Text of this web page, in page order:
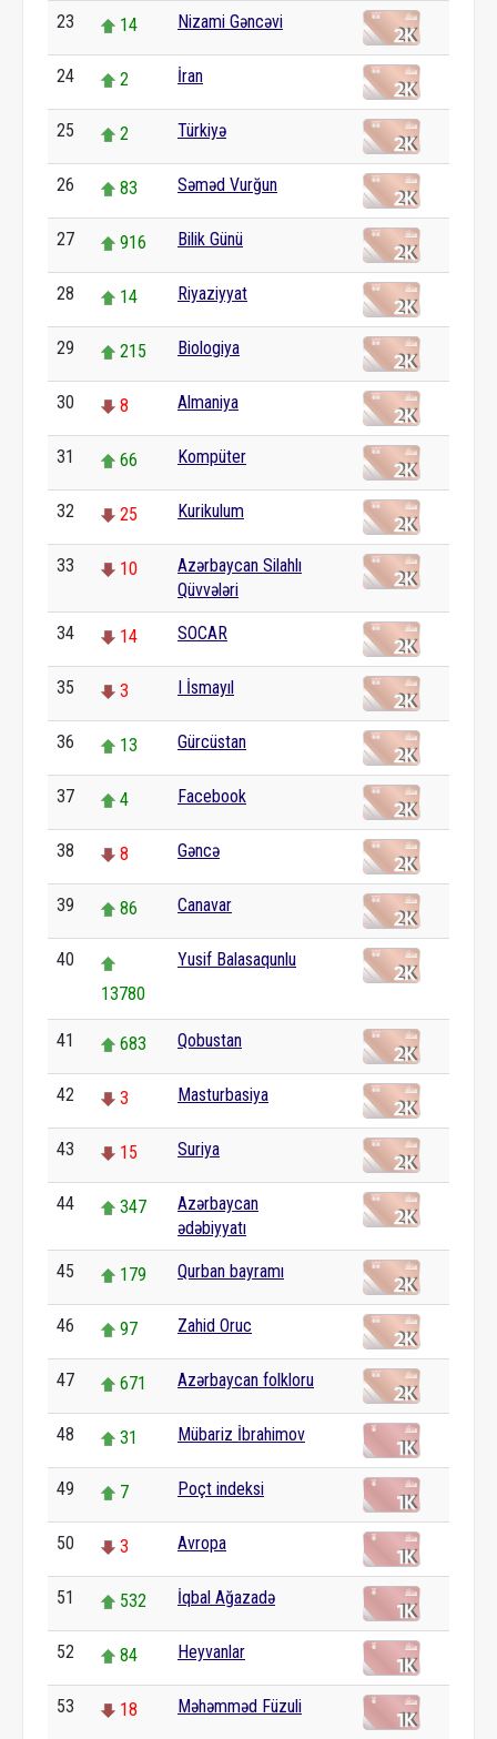
23 14 Nizami Gəncəvi
24 2 İran
25 2 Türkiyə
26 83 Səməd Vurğun
27 916 Bilik Günü
28 14 Riyaziyyat
29 215 Biologiya
30 8 Almaniya
31 66 Kompüter
32 25 Kurikulum
33 10
Azərbaycan Silahlı
Qüvvələri
34 14 SOCAR
35 3 I İsmayıl
36 13 Gürcüstan
37 4 Facebook
38 8 Gəncə
39 86 Canavar
40
13780
Yusif Balasaqunlu
41 683 Qobustan
42 3 Masturbasiya
43 15 Suriya
44 347
Azərbaycan
ədəbiyyatı
45 179 Qurban bayramı
46 97 Zahid Oruc
47 671 Azərbaycan folkloru
48 31 Mübariz İbrahimov
49 7 Poçt indeksi
50 3 Avropa
51 532 İqbal Ağazadə
52 84 Heyvanlar
53 18 Məhəmməd Füzuli